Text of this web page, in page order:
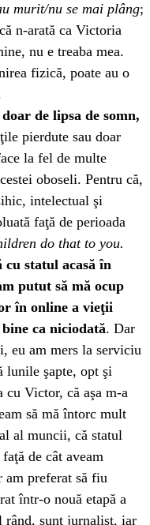
murit/nu se mai plâng;
n-arată ca Victoria
nu e treaba mea.
fizică, poate au o
de lipsa de somn,
pierdute sau doar
la fel de multe
oboseli. Pentru că,
intelectual şi
faţă de perioada
do that to you.
cu statul acasă în
putut să mă ocup
în online a vieţii
ca niciodată. Dar
eu am mers la serviciu
lunile şapte, opt şi
cu Victor, că aşa m-a
să mă întorc mult
al muncii, că statul
de cât aveam
am preferat să fiu
într-o nouă etapă a
sunt jurnalist, iar